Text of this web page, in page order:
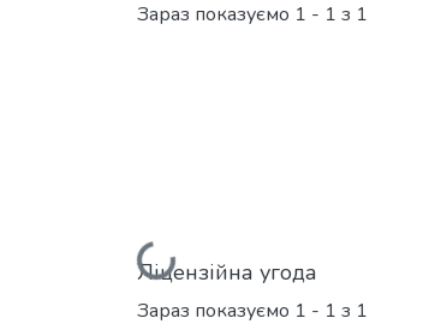
Зараз показуємо 1 - 1 з 1
Вантажиться...
Ліцензійна угода
Зараз показуємо 1 - 1 з 1